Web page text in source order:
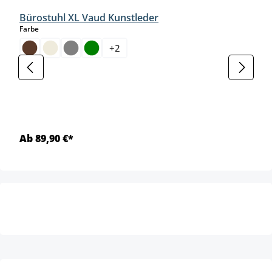
Bürostuhl XL Vaud Kunstleder
Farbeauswählen
+2
Ab 89,90 €*